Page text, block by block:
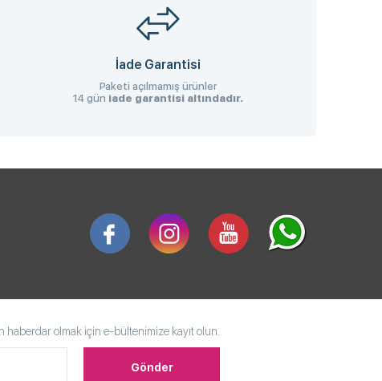
İade Garantisi
Paketi açılmamış ürünler
14 gün iade garantisi altındadır.
haberdar olmak için e-bültenimize kayıt olun.